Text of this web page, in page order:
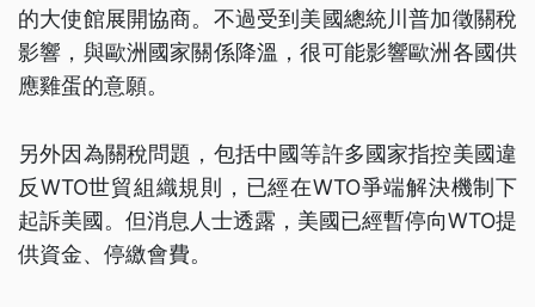
的大使館展開協商。不過受到美國總統川普加徵關稅
影響，與歐洲國家關係降溫，很可能影響歐洲各國供
應雞蛋的意願。
另外因為關稅問題，包括中國等許多國家指控美國違
反WTO世貿組織規則，已經在WTO爭端解決機制下
起訴美國。但消息人士透露，美國已經暫停向WTO提
供資金、停繳會費。